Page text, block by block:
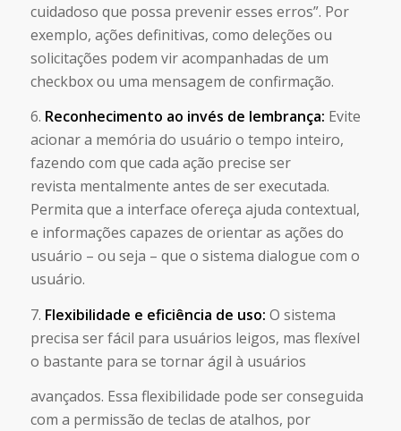
cuidadoso que possa prevenir esses erros”. Por
exemplo, ações definitivas, como deleções ou
solicitações podem vir acompanhadas de um
checkbox ou uma mensagem de confirmação.
6. Reconhecimento ao invés de lembrança: Evite
acionar a memória do usuário o tempo inteiro,
fazendo com que cada ação precise ser
revista mentalmente antes de ser executada.
Permita que a interface ofereça ajuda contextual,
e informações capazes de orientar as ações do
usuário – ou seja – que o sistema dialogue com o
usuário.
7. Flexibilidade e eficiência de uso: O sistema
precisa ser fácil para usuários leigos, mas flexível
o bastante para se tornar ágil à usuários
avançados. Essa flexibilidade pode ser conseguida
com a permissão de teclas de atalhos, por